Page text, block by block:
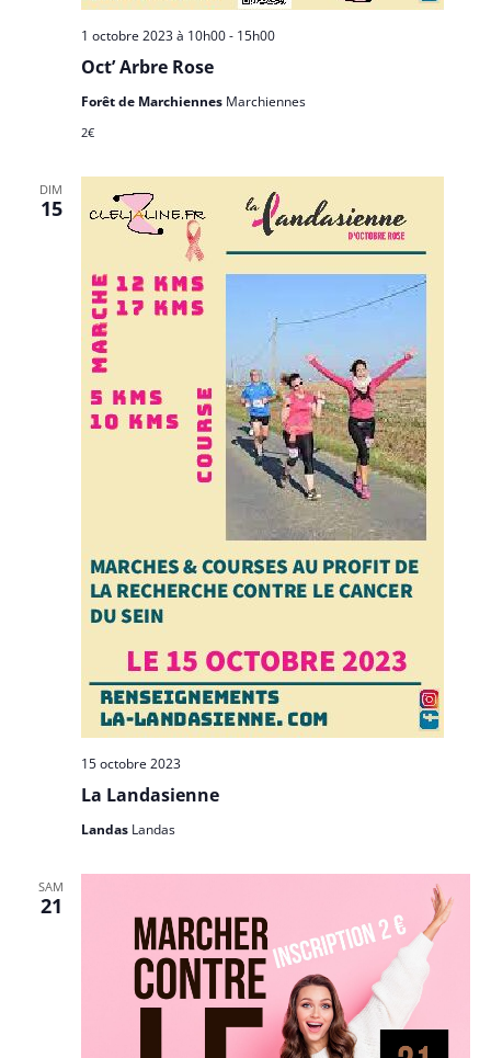
Oct’ Arbre Rose
1 octobre 2023 à 10h00- 15h00
Forêt de Marchiennes Marchiennes
2€
DIM
15
La Landasienne
15 octobre 2023
Landas Landas
SAM
21